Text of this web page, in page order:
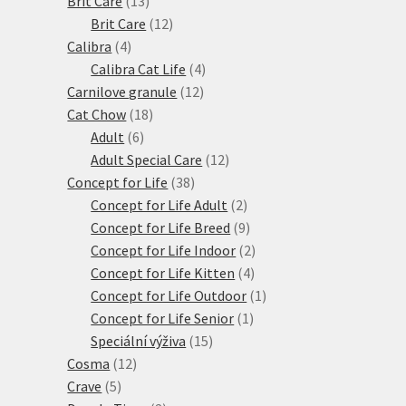
produktů
Brit Care 1212
Calibra 44
produkty
Calibra Cat Life 44
produkty
Carnilove granule 1212
Cat Chow 1818
Adult 66
produktů
Adult Special Care 1212
Concept for Life 3838
produktů
Concept for Life Adult 22
produkty
Concept for Life Breed 99
produktů
Concept for Life Indoor 22
produkty
Concept for Life Kitten 44
produkty
Concept for Life Outdoor 1 1
Concept for Life Senior 1 1
Speciální výživa 1515
Cosma 1212
Crave 55